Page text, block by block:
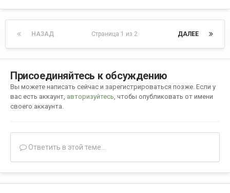
НАЗАД ДАЛЕЕ
Страница 1 из 2
Присоединяйтесь к обсуждению
Вы можете написать сейчас и зарегистрироваться позже. Если у
вас есть аккаунт, авторизуйтесь , чтобы опубликовать от имени
своего аккаунта.
Ответить в этой теме...